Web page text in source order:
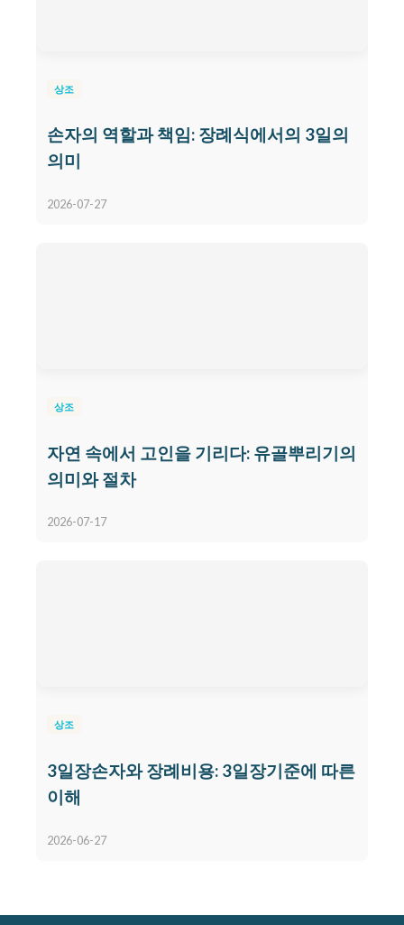
상조
손자의 역할과 책임: 장례식에서의 3일의
의미
2026-07-27
상조
자연 속에서 고인을 기리다: 유골뿌리기의
의미와 절차
2026-07-17
상조
3일장손자와 장례비용: 3일장기준에 따른
이해
2026-06-27